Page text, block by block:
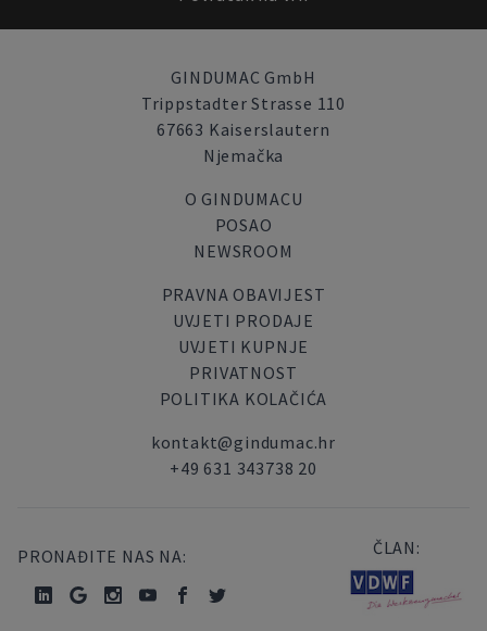
GINDUMAC GmbH
Trippstadter Strasse 110
67663 Kaiserslautern
Njemačka
O GINDUMACU
POSAO
NEWSROOM
PRAVNA OBAVIJEST
UVJETI PRODAJE
UVJETI KUPNJE
PRIVATNOST
POLITIKA KOLAČIĆA
kontakt@gindumac.hr
+49 631 343738 20
PRONAĐITE NAS NA: ČLAN: